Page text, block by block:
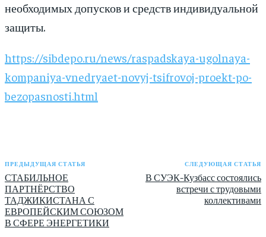
необходимых допусков и средств индивидуальной
защиты.
https://sibdepo.ru/news/raspadskaya-ugolnaya-
kompaniya-vnedryaet-novyj-tsifrovoj-proekt-po-
bezopasnosti.html
ПРЕДЫДУЩАЯ СТАТЬЯ
СТАБИЛЬНОЕ
ПАРТНЁРСТВО
ТАДЖИКИСТАНА С
ЕВРОПЕЙСКИМ СОЮЗОМ
В СФЕРЕ ЭНЕРГЕТИКИ
СЛЕДУЮЩАЯ СТАТЬЯ
В СУЭК-Кузбасс состоялись
встречи с трудовыми
коллективами